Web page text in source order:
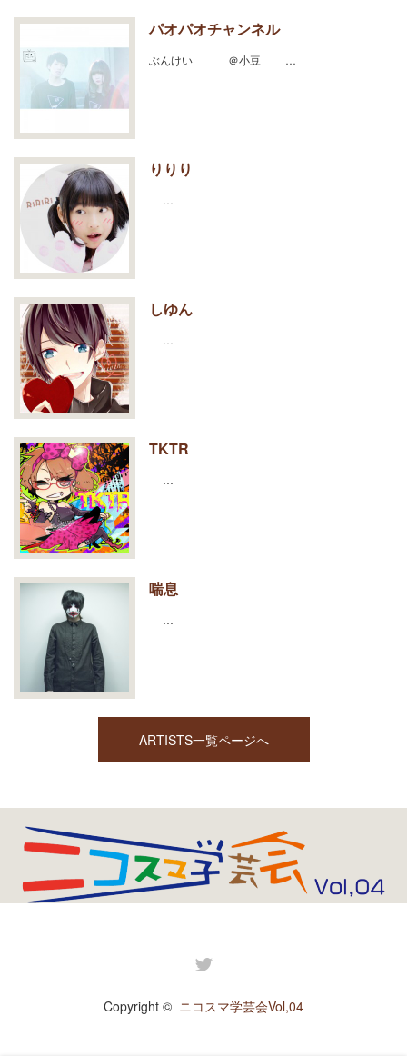
パオパオチャンネル
ぶんけい ＠小豆 …
りりり
…
しゆん
…
TKTR
…
喘息
…
ARTISTS一覧ページへ
Copyright © ニコスマ学芸会Vol,04